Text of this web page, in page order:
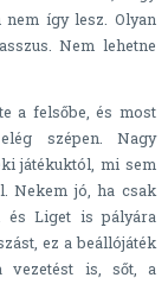
így lesz. Olyan
Nem lehetne
a felsőbe, és most
szépen. Nagy
játékuktól, mi sem
Nekem jó, ha csak
és Liget is pályára
ez a beállójáték
vezetést is, sőt, a